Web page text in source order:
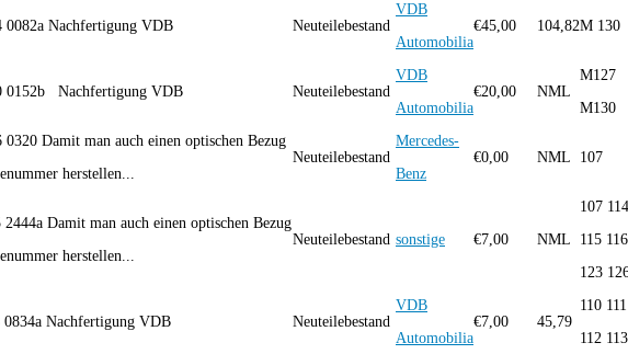
0082a Nachfertigung VDB Neuteilebestand
VDB
Automobilia
€45,00 104,82M 130
0152b Nachfertigung VDB Neuteilebestand
VDB
Automobilia
€20,00 NML
M127
M130
0320 Damit man auch einen optischen Bezug
herstellen...
Neuteilebestand
Mercedes-
Benz
€0,00 NML 107
2444a Damit man auch einen optischen Bezug
herstellen...
Neuteilebestand sonstige €7,00 NML
107 114
115 116
123
0834a Nachfertigung VDB Neuteilebestand
VDB
Automobilia
€7,00 45,79
110 111
112 113